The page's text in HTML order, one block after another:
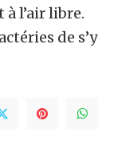
l’air libre.
de s’y